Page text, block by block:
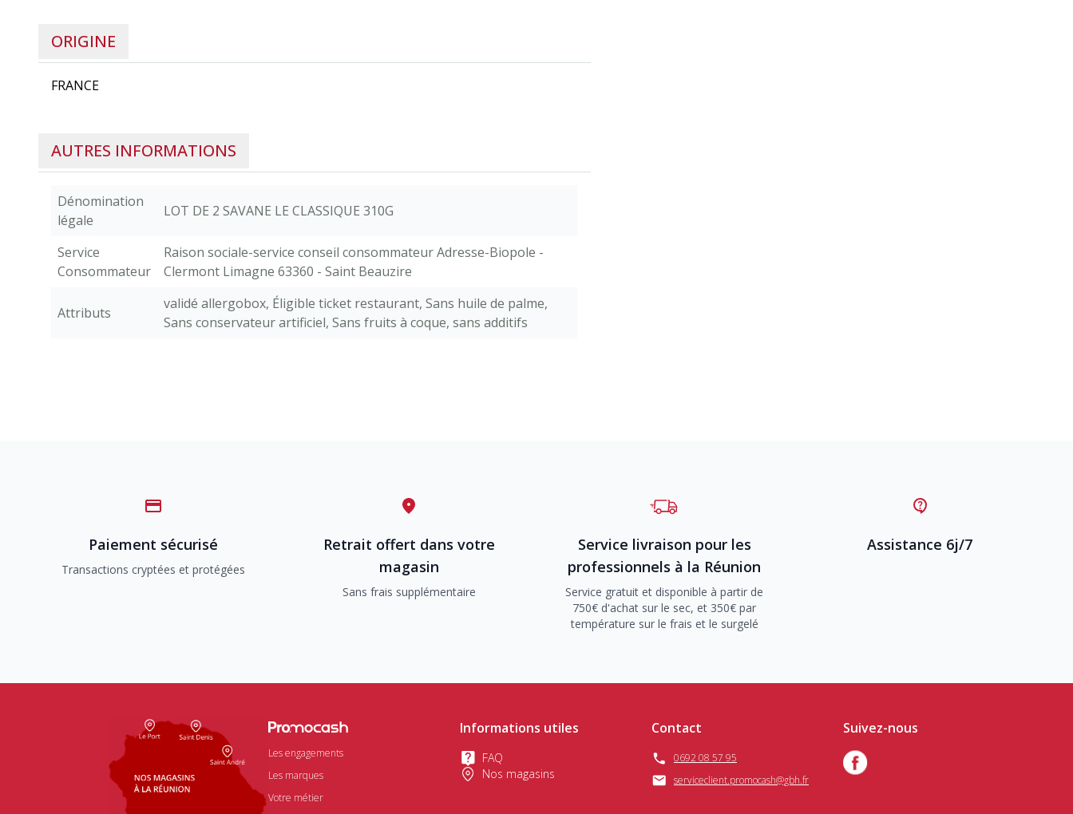
ORIGINE
FRANCE
AUTRES INFORMATIONS
Dénomination
légale
LOT DE 2 SAVANE LE CLASSIQUE 310G
Service
Consommateur
Raison sociale-service conseil consommateur Adresse-Biopole -
Clermont Limagne 63360 - Saint Beauzire
Attributs
validé allergobox, Éligible ticket restaurant, Sans huile de palme,
Sans conservateur artificiel, Sans fruits à coque, sans additifs
Paiement sécurisé
Transactions cryptées et protégées
Retrait offert dans votre
magasin
Sans frais supplémentaire
Service livraison pour les
professionnels à la Réunion
Service gratuit et disponible à partir de
750€ d'achat sur le sec, et 350€ par
température sur le frais et le surgelé
Assistance 6j/7
Les engagements
Les marques
Votre métier
Informations utiles
FAQ
Nos magasins
Contact
0692 08 57 95
serviceclient.promocash@gbh.fr
Suivez-nous